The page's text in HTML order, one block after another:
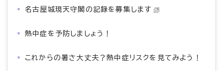
名古屋城現天守閣の記録を募集します
熱中症を予防しましょう！
これからの暑さ大丈夫？熱中症リスクを見てみよう！